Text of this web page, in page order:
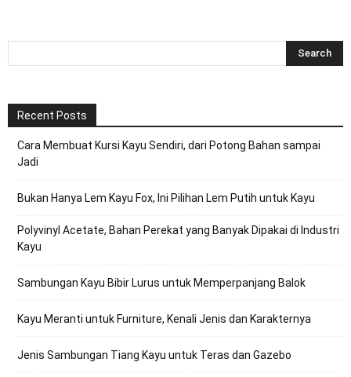
Recent Posts
Cara Membuat Kursi Kayu Sendiri, dari Potong Bahan sampai
Jadi
Bukan Hanya Lem Kayu Fox, Ini Pilihan Lem Putih untuk Kayu
Polyvinyl Acetate, Bahan Perekat yang Banyak Dipakai di Industri
Kayu
Sambungan Kayu Bibir Lurus untuk Memperpanjang Balok
Kayu Meranti untuk Furniture, Kenali Jenis dan Karakternya
Jenis Sambungan Tiang Kayu untuk Teras dan Gazebo